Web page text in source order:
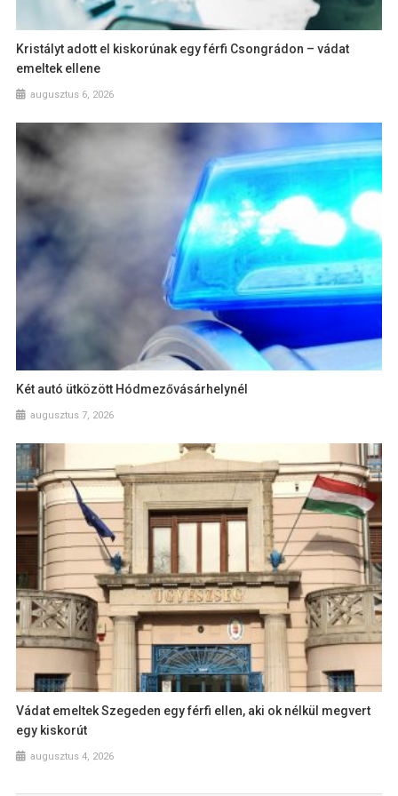
Kristályt adott el kiskorúnak egy férfi Csongrádon – vádat
emeltek ellene
augusztus 6, 2026
Két autó ütközött Hódmezővásárhelynél
augusztus 7, 2026
Vádat emeltek Szegeden egy férfi ellen, aki ok nélkül megvert
egy kiskorút
augusztus 4, 2026